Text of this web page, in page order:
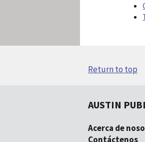
Return to top
AUSTIN
Acerca de
Contáctenos